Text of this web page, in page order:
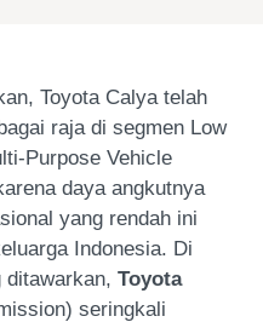
Toyota Calya telah
raja di segmen Low
Purpose Vehicle
daya angkutnya
yang rendah ini
Indonesia. Di
ditawarkan, Toyota
seringkali